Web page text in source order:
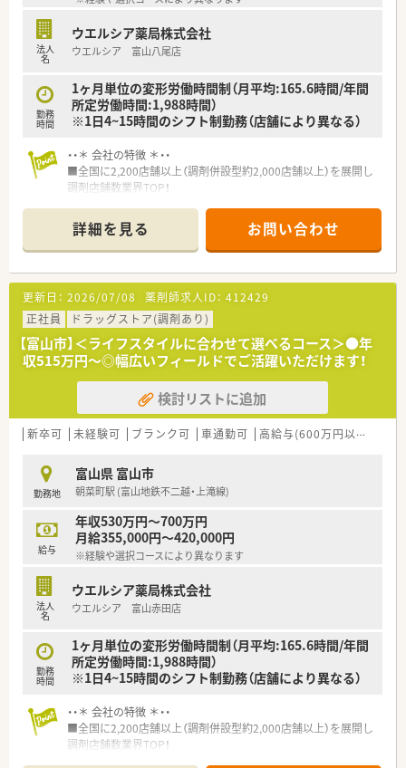
法人
名
ウエルシア薬局株式会社
ウエルシア 富山八尾店
勤務
時間
1ヶ月単位の変形労働時間制（月平均:165.6時間/年間
所定労働時間:1,988時間）
※1日4~15時間のシフト制勤務（店舗により異なる）
・・＊ 会社の特徴 ＊・・
■全国に2,200店舗以上（調剤併設型約2,000店舗以上）を展開し
調剤店舗数業界TOP！
頑張り次第で高給与も可能！
■経験や勤務コースによりますが、経験の少ない方でも500万前
半スタートと業界TOP水準！
■職種や職域に合わせ、豊富な社内研修や外部組織と連携した研
修を用意されています
■薬剤師が中心の会社だからこそ活躍できるキャリアパスが多
種多様に用意されています。
■店舗拡大に伴い、エリアマネジャーや営業部長等のマネジメン
トのポジションも増えます。
■在宅や教育等の専門性を活かせるスペシャリストを目指すこ
とも可能です。
■その他にも、管理部門や商品部門等の本社スタッフなど活動領
域は多種多様です。
■在宅実施店舗は年々増加しており、在宅医療へもしっかりと関
■育児休暇は3歳まで取得が可能で、時短制度は小学5年生まで
時短勤務ができるよう変更予定です。
■年間休日が120日とワークライフバランスが整っています
■日用品から常備薬まで、従業員割引制度など嬉しいメリットも
たくさんあります！
詳細を見る お問い合わせ
更新日： 2026/07/08 薬剤師求人ID： 412429
正社員
ドラッグストア(調剤あり)
【富山市】＜ライフスタイルに合わせて選べるコース＞●年
収515万円～◎幅広いフィールドでご活躍いただけます！
検討リストに追加
新卒可 未経験可 ブランク可 車通勤可 高給与(600万円以上)
勤務地
富山県 富山市
朝菜町駅 (富山地鉄不二越・上滝線)
給与
年収530万円～700万円
月給355,000円～420,000円
※経験や選択コースにより異なります
法人
名
ウエルシア薬局株式会社
ウエルシア 富山赤田店
勤務
時間
1ヶ月単位の変形労働時間制（月平均:165.6時間/年間
所定労働時間:1,988時間）
※1日4~15時間のシフト制勤務（店舗により異なる）
・・＊ 会社の特徴 ＊・・
■全国に2,200店舗以上（調剤併設型約2,000店舗以上）を展開し
調剤店舗数業界TOP！